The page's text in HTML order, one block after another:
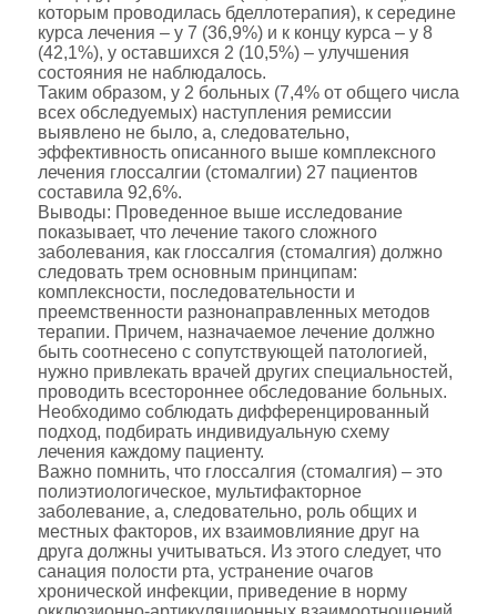
которым проводилась бделлотерапия), к середине
курса лечения – у 7 (36,9%) и к концу курса – у 8
(42,1%), у оставшихся 2 (10,5%) – улучшения
состояния не наблюдалось.
Таким образом, у 2 больных (7,4% от общего числа
всех обследуемых) наступления ремиссии
выявлено не было, а, следовательно,
эффективность описанного выше комплексного
лечения глоссалгии (стомалгии) 27 пациентов
составила 92,6%.
Выводы: Проведенное выше исследование
показывает, что лечение такого сложного
заболевания, как глоссалгия (стомалгия) должно
следовать трем основным принципам:
комплексности, последовательности и
преемственности разнонаправленных методов
терапии. Причем, назначаемое лечение должно
быть соотнесено с сопутствующей патологией,
нужно привлекать врачей других специальностей,
проводить всестороннее обследование больных.
Необходимо соблюдать дифференцированный
подход, подбирать индивидуальную схему
лечения каждому пациенту.
Важно помнить, что глоссалгия (стомалгия) – это
полиэтиологическое, мультифакторное
заболевание, а, следовательно, роль общих и
местных факторов, их взаимовлияние друг на
друга должны учитываться. Из этого следует, что
санация полости рта, устранение очагов
хронической инфекции, приведение в норму